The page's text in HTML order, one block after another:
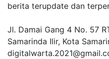
berita terupdate dan
Jl. Damai Gang 4 No. 57
Samarinda Ilir, Kota